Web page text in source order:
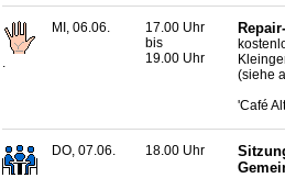
MI, 06.06.
17.00 Uhr
bis
19.00 Uhr
(siehe
'Café
DO, 07.06. 18.00 Uhr